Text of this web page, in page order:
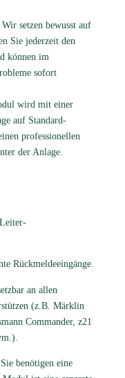
Wir setzen bewusst auf
Sie jederzeit den
können im
sofort
wird mit einer
auf Standard-
professionellen
der Anlage.
Rückmeldeeingänge.
an allen
(z.B. Märklin
Commander, z21
Sie benötigen eine